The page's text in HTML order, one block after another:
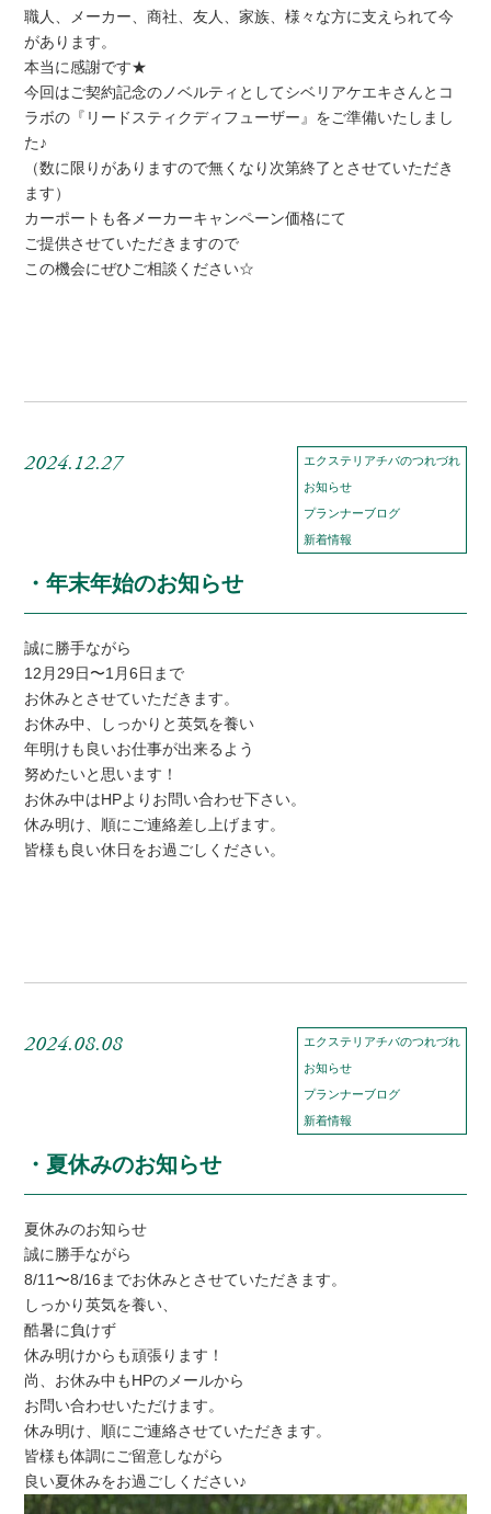
職人、メーカー、商社、友人、家族、様々な方に支えられて今
があります。
本当に感謝です★
今回はご契約記念のノベルティとしてシベリアケエキさんとコ
ラボの『リードスティクディフューザー』をご準備いたしまし
た♪
（数に限りがありますので無くなり次第終了とさせていただき
ます）
カーポートも各メーカーキャンペーン価格にて
ご提供させていただきますので
この機会にぜひご相談ください☆
2024.12.27
エクステリアチバのつれづれ
お知らせ
プランナーブログ
新着情報
・年末年始のお知らせ
誠に勝手ながら
12月29日〜1月6日まで
お休みとさせていただきます。
お休み中、しっかりと英気を養い
年明けも良いお仕事が出来るよう
努めたいと思います！
お休み中はHPよりお問い合わせ下さい。
休み明け、順にご連絡差し上げます。
皆様も良い休日をお過ごしください。
2024.08.08
エクステリアチバのつれづれ
お知らせ
プランナーブログ
新着情報
・夏休みのお知らせ
夏休みのお知らせ
誠に勝手ながら
8/11〜8/16までお休みとさせていただきます。
しっかり英気を養い、
酷暑に負けず
休み明けからも頑張ります！
尚、お休み中もHPのメールから
お問い合わせいただけます。
休み明け、順にご連絡させていただきます。
皆様も体調にご留意しながら
良い夏休みをお過ごしください♪